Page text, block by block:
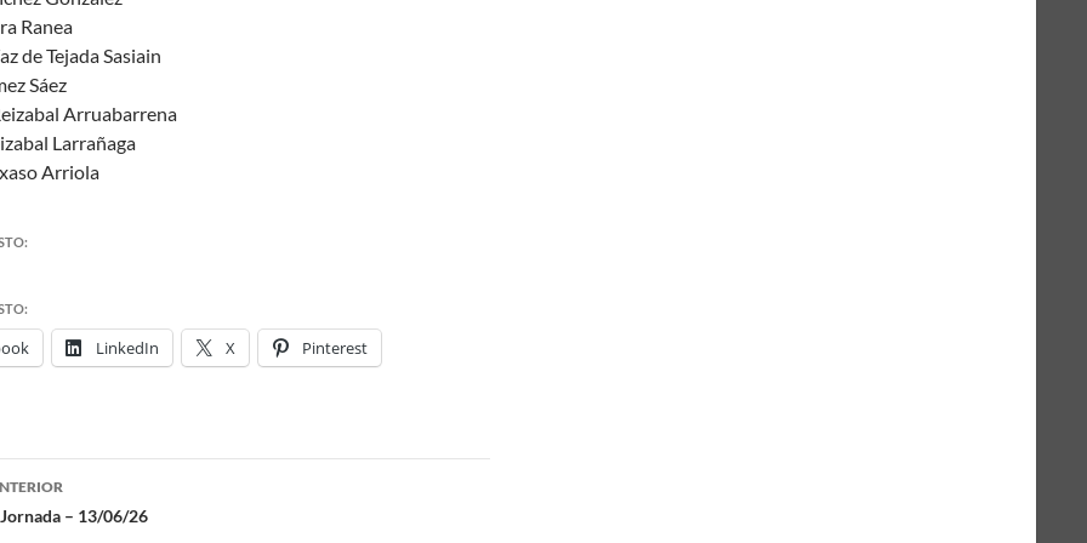
Ranea
de Tejada Sasiain
Sáez
Arruabarrena
Larrañaga
Arriola
LinkedIn X Pinterest
– 13/06/26